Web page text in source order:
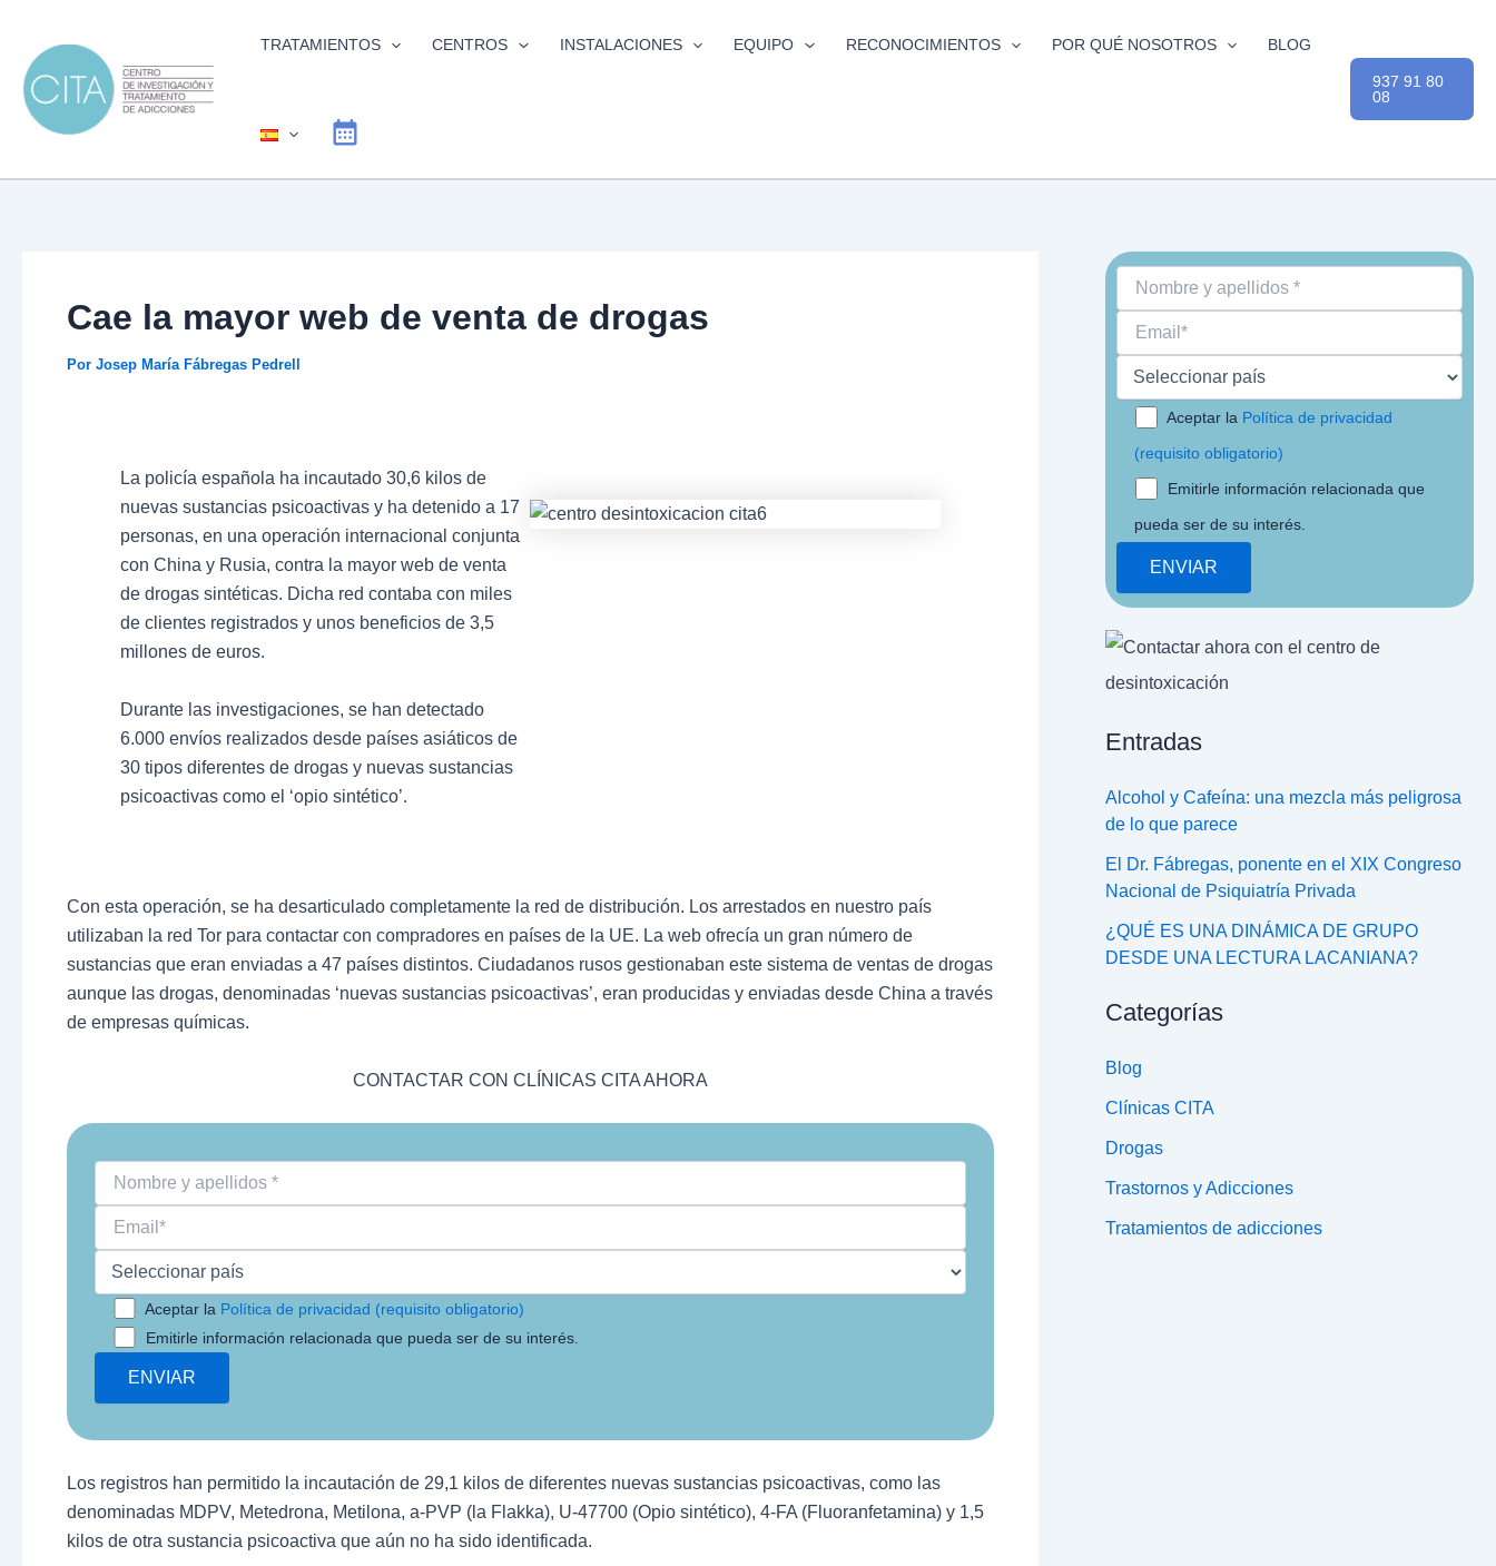
contenido
TRATAMIENTOS CENTROS INSTALACIONES EQUIPO RECONOCIMIENTOS POR QUÉ NOSOTROS BLOG
937 91 80
08
Cae la mayor web de venta de drogas
Por Josep María Fábregas Pedrell
La policía española ha incautado 30,6 kilos de
nuevas sustancias psicoactivas y ha detenido a 17
personas, en una operación internacional conjunta
con China y Rusia, contra la mayor web de venta
de drogas sintéticas. Dicha red contaba con miles
de clientes registrados y unos beneficios de 3,5
millones de euros.
Durante las investigaciones, se han detectado
6.000 envíos realizados desde países asiáticos de
30 tipos diferentes de drogas y nuevas sustancias
psicoactivas como el ‘opio sintético’.
Con esta operación, se ha desarticulado completamente la red de distribución. Los arrestados en nuestro país
utilizaban la red Tor para contactar con compradores en países de la UE. La web ofrecía un gran número de
sustancias que eran enviadas a 47 países distintos. Ciudadanos rusos gestionaban este sistema de ventas de drogas
aunque las drogas, denominadas ‘nuevas sustancias psicoactivas’, eran producidas y enviadas desde China a través
de empresas químicas.
CONTACTAR CON CLÍNICAS CITA AHORA
Aceptar la Política de privacidad (requisito obligatorio)
Emitirle información relacionada que pueda ser de su interés.
Los registros han permitido la incautación de 29,1 kilos de diferentes nuevas sustancias psicoactivas, como las
denominadas MDPV, Metedrona, Metilona, a-PVP (la Flakka), U-47700 (Opio sintético), 4-FA (Fluoranfetamina) y 1,5
kilos de otra sustancia psicoactiva que aún no ha sido identificada.
Aceptar la Política de privacidad
(requisito obligatorio)
Emitirle información relacionada que
pueda ser de su interés.
Entradas
Alcohol y Cafeína: una mezcla más peligrosa
de lo que parece
El Dr. Fábregas, ponente en el XIX Congreso
Nacional de Psiquiatría Privada
¿QUÉ ES UNA DINÁMICA DE GRUPO
DESDE UNA LECTURA LACANIANA?
Categorías
Blog
Clínicas CITA
Drogas
Trastornos y Adicciones
Tratamientos de adicciones